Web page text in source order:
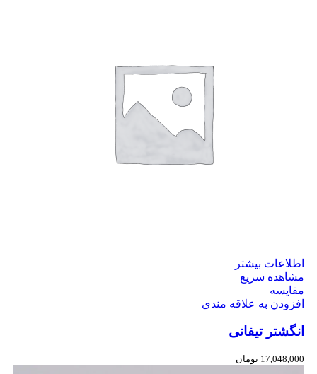
اطلاعات بیشتر
مشاهده سریع
مقایسه
افزودن به علاقه مندی
انگشتر تیفانی
17,048,000 تومان